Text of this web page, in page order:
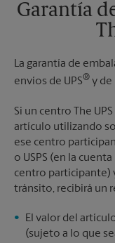
Lunes
Garantía
La garantía de
envíos de UPS® y de
Si un centro The
artículo utilizando
ese centro
o USPS (en la
centro participante)
tránsito, recibirá un
El valor del
(sujeto a lo que